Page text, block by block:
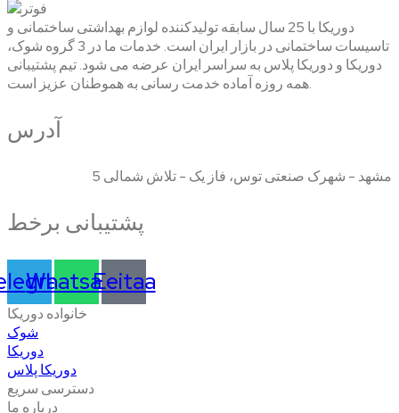
دوریکا با 25 سال سابقه تولیدکننده لوازم بهداشتی ساختمانی و
تاسیسات ساختمانی در بازار ایران است. خدمات ما در 3 گروه شوک،
دوریکا و دوریکا پلاس به سراسر ایران عرضه می شود. تیم پشتیبانی
همه روزه آماده خدمت رسانی به هموطنان عزیز است.
آدرس
مشهد - شهرک صنعتی توس، فاز یک - تلاش شمالی 5
پشتیبانی برخط
Whatsapp
Eeitaa
خانواده دوریکا
شوک
دوریکا
دوریکا پلاس
دسترسی سریع
درباره ما